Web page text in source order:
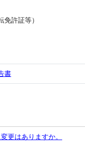
許証等）
書
更はありますか。